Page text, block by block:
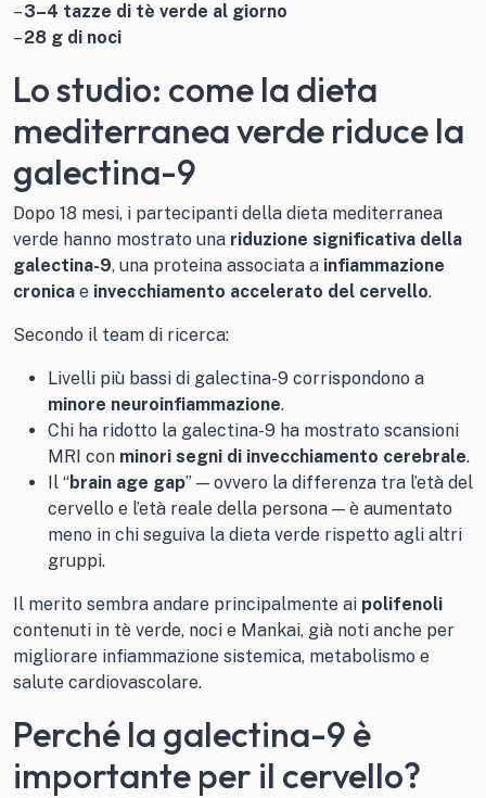
–3–4 tazze di tè verde al giorno
–28 g di noci
Lo studio: come la dieta
mediterranea verde riduce la
galectina-9
Dopo 18 mesi, i partecipanti della dieta mediterranea
verde hanno mostrato una riduzione significativa della
galectina-9, una proteina associata a infiammazione
cronica e invecchiamento accelerato del cervello.
Secondo il team di ricerca:
Livelli più bassi di galectina-9 corrispondono a
minore neuroinfiammazione.
Chi ha ridotto la galectina-9 ha mostrato scansioni
MRI con minori segni di invecchiamento cerebrale.
Il “brain age gap” — ovvero la differenza tra l’età del
cervello e l’età reale della persona — è aumentato
meno in chi seguiva la dieta verde rispetto agli altri
gruppi.
Il merito sembra andare principalmente ai polifenoli
contenuti in tè verde, noci e Mankai, già noti anche per
migliorare infiammazione sistemica, metabolismo e
salute cardiovascolare.
Perché la galectina-9 è
importante per il cervello?